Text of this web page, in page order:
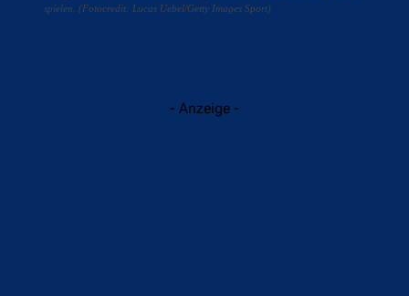
spielen. (Fotocredit: Lucas Uebel/Getty Images Sport)
- Anzeige -